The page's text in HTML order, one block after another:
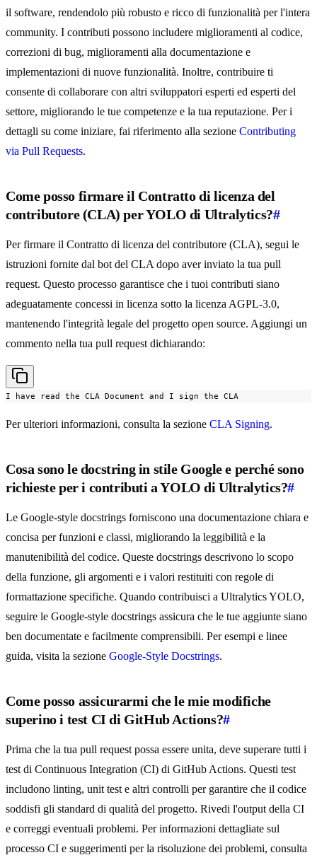
il software, rendendolo più robusto e ricco di funzionalità per l'intera
community. I contributi possono includere miglioramenti al codice,
correzioni di bug, miglioramenti alla documentazione e
implementazioni di nuove funzionalità. Inoltre, contribuire ti
consente di collaborare con altri sviluppatori esperti ed esperti del
settore, migliorando le tue competenze e la tua reputazione. Per i
dettagli su come iniziare, fai riferimento alla sezione Contributing
via Pull Requests.
Come posso firmare il Contratto di licenza del
contributore (CLA) per YOLO di Ultralytics?#
Per firmare il Contratto di licenza del contributore (CLA), segui le
istruzioni fornite dal bot del CLA dopo aver inviato la tua pull
request. Questo processo garantisce che i tuoi contributi siano
adeguatamente concessi in licenza sotto la licenza AGPL-3.0,
mantenendo l'integrità legale del progetto open source. Aggiungi un
commento nella tua pull request dichiarando:
I have read the CLA Document and I sign the CLA
Per ulteriori informazioni, consulta la sezione CLA Signing.
Cosa sono le docstring in stile Google e perché sono
richieste per i contributi a YOLO di Ultralytics?#
Le Google-style docstrings forniscono una documentazione chiara e
concisa per funzioni e classi, migliorando la leggibilità e la
manutenibilità del codice. Queste docstrings descrivono lo scopo
della funzione, gli argomenti e i valori restituiti con regole di
formattazione specifiche. Quando contribuisci a Ultralytics YOLO,
seguire le Google-style docstrings assicura che le tue aggiunte siano
ben documentate e facilmente comprensibili. Per esempi e linee
guida, visita la sezione Google-Style Docstrings.
Come posso assicurarmi che le mie modifiche
superino i test CI di GitHub Actions?#
Prima che la tua pull request possa essere unita, deve superare tutti i
test di Continuous Integration (CI) di GitHub Actions. Questi test
includono linting, unit test e altri controlli per garantire che il codice
soddisfi gli standard di qualità del progetto. Rivedi l'output della CI
e correggi eventuali problemi. Per informazioni dettagliate sul
processo CI e suggerimenti per la risoluzione dei problemi, consulta